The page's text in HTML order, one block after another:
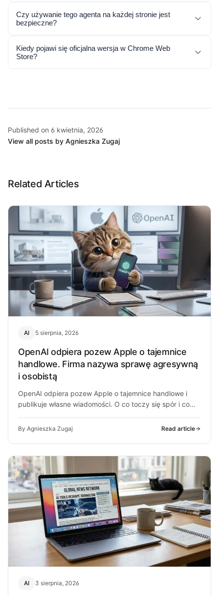
Czy używanie tego agenta na każdej stronie jest
bezpieczne?
Kiedy pojawi się oficjalna wersja w Chrome Web
Store?
Published on 6 kwietnia, 2026
View all posts by Agnieszka Zugaj
Related Articles
AI 5 sierpnia, 2026
OpenAI odpiera pozew Apple o tajemnice
handlowe. Firma nazywa sprawę agresywną
i osobistą
OpenAI odpiera pozew Apple o tajemnice handlowe i
publikuje własne wiadomości. O co toczy się spór i co
By Agnieszka Zugaj Read article
AI 3 sierpnia, 2026